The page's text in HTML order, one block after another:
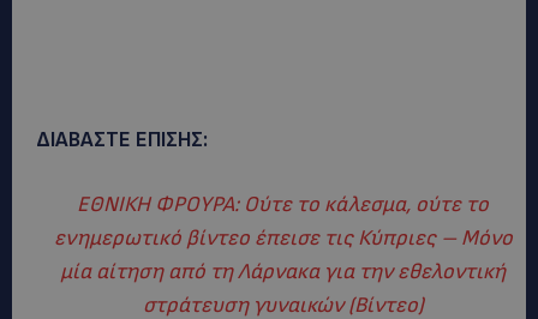
ΔΙΑΒΑΣΤΕ ΕΠΙΣΗΣ:
ΕΘΝΙΚΗ ΦΡΟΥΡΑ: Ούτε το κάλεσμα, ούτε το
ενημερωτικό βίντεο έπεισε τις Κύπριες – Μόνο
μία αίτηση από τη Λάρνακα για την εθελοντική
στράτευση γυναικών (Βίντεο)